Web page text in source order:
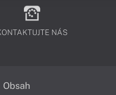
NÁS
Obsah